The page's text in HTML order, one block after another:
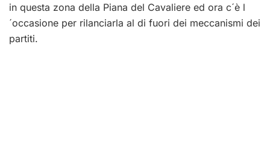
in questa zona della Piana del Cavaliere ed ora c´è l
´occasione per rilanciarla al di fuori dei meccanismi dei
partiti.